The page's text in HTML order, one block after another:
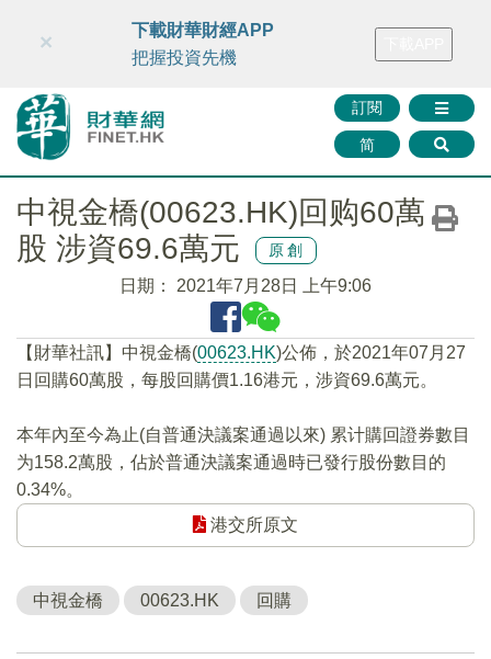
財華智庫網 FINTV FINMETA 財華證券 媒體矩陣
訂閱
简
×
下載財華財經APP
把握投資先機
中視金橋(00623.HK)回购60萬
股 涉資69.6萬元
原創
日期： 2021年7月28日 上午9:06
【財華社訊】中視金橋(00623.HK)公佈，於2021年07月27
日回購60萬股，每股回購價1.16港元，涉資69.6萬元。
本年內至今為止(自普通決議案通過以來) 累计購回證券數目
为158.2萬股，佔於普通決議案通過時已發行股份數目的
0.34%。
港交所原文
中視金橋 00623.HK 回購